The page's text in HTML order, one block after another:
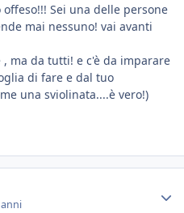
Sei una delle persone
mai nessuno! vai avanti
ma da tutti! e c'è da imparare
di fare e dal tuo
una sviolinata....è vero!)